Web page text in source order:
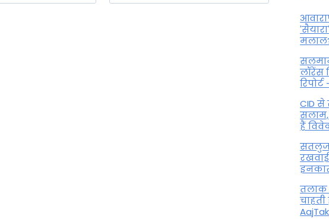
लॉरेंस
CID से
सलाम,
हैं
तलाक
AajTak